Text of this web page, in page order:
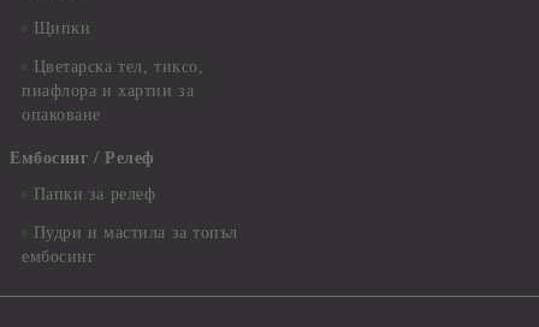
Щипки
Цветарска тел, тиксо,
пиафлора и хартии за
опаковане
Ембосинг / Релеф
Папки за релеф
Пудри и мастила за топъл
ембосинг